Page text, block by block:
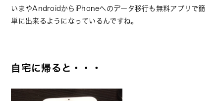
いまやAndroidからiPhoneへのデータ移行も無料アプリで簡
単に出来るようになっているんですね。
自宅に帰ると・・・